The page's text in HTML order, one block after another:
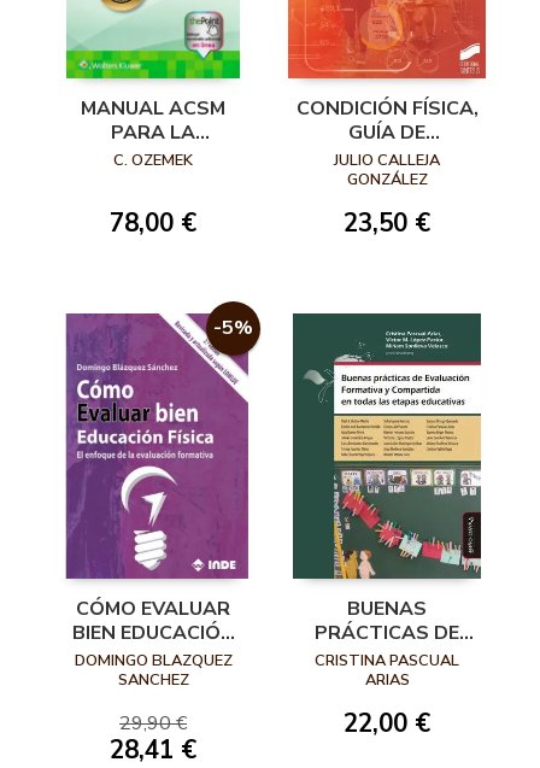
MANUAL ACSM
PARA LA
VALORACIÓN Y
EDICIÓN
C. OZEMEK
78,00 €
CONDICIÓN FÍSICA,
GUÍA DE
VALORACIÓN Y
CONTROL
JULIO CALLEJA
GONZÁLEZ
23,50 €
-5%
CÓMO EVALUAR
BIEN EDUCACIÓN
FÍSICA 2ª ED
DOMINGO BLAZQUEZ
SANCHEZ
29,90 €
28,41 €
BUENAS
PRÁCTICAS DE
EVALUACIÓN
FORMATIVA Y
TODAS LAS
CRISTINA PASCUAL
ARIAS
22,00 €